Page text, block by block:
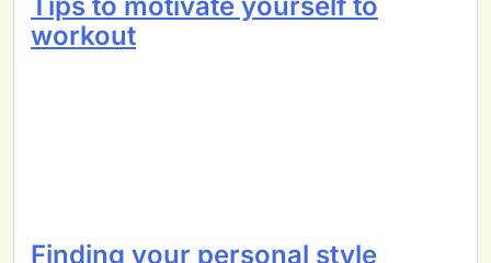
workout
Finding your personal style